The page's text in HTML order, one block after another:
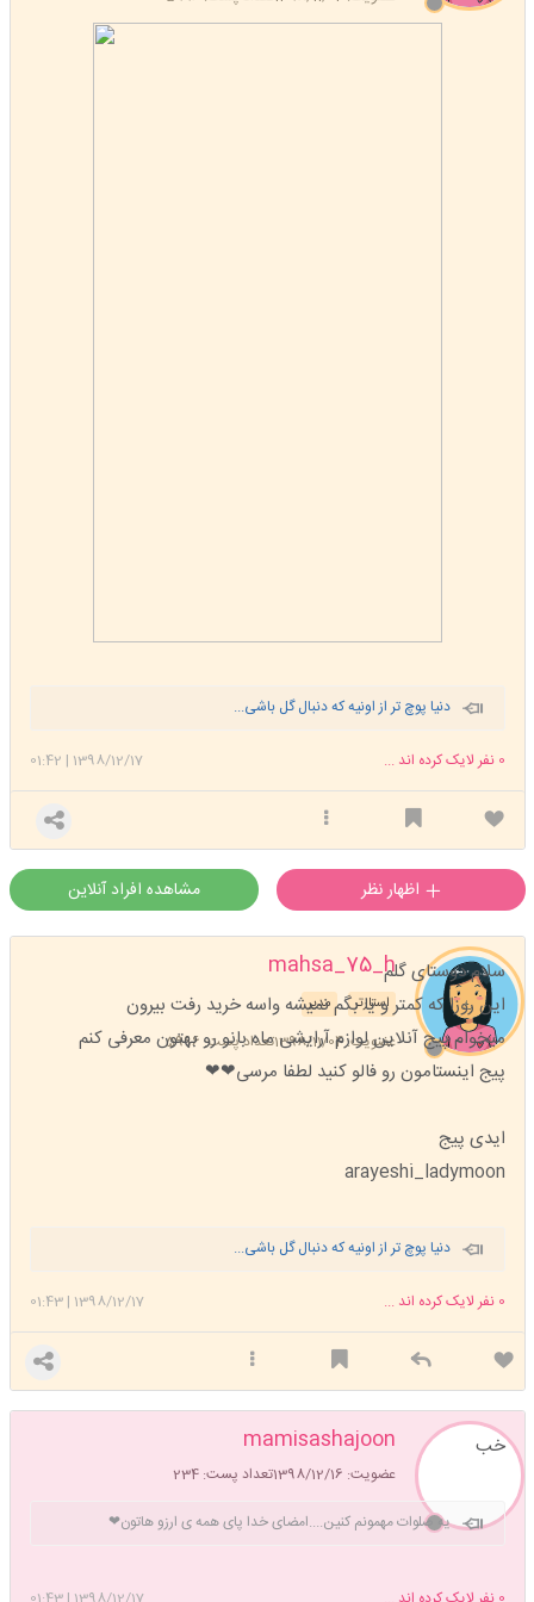
دنیا پوچ تر از اونیه که دنبال گل باشی...
1398/12/17
|
01:42 0 نفر لایک کرده اند ...
مشاهده افراد آنلاین
mahsa_75_h
مدیر استارتر
عضویت: 1398/11/04 تعداد پست: 5996
سلام دوستای گلم
این روزا که کمتر و یا بگم نمیشه واسه خرید رفت بیرون
میخوام پیج آنلاین لوازم آرایشی ماه بانو رو بهتون معرفی کنم
پیج اینستامون رو فالو کنید لطفا مرسی❤❤
ایدی پیج
arayeshi_ladymoon
دنیا پوچ تر از اونیه که دنبال گل باشی...
1398/12/17
|
01:43 0 نفر لایک کرده اند ...
mamisashajoon
عضویت: 1398/12/16 تعداد پست: 234
خب
یه صلوات مهمونم کنین....امضای خدا پای همه ی ارزو هاتون❤